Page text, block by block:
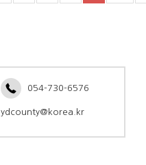
054-730-6576
ydcounty@korea.kr